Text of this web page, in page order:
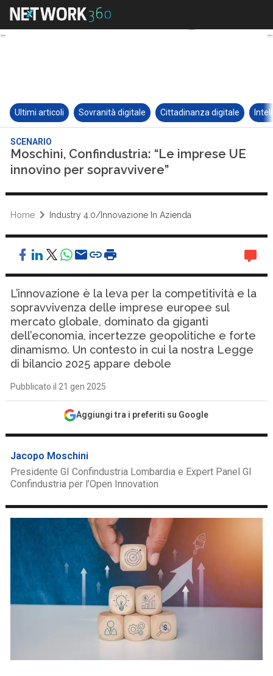
Ultimi articoli Sovranità digitale Cittadinanza digitale
SCENARIO
Moschini, Confindustria: “Le imprese UE
innovino per sopravvivere”
Home Industry 4.0/Innovazione In Azienda
L’innovazione è la leva per la competitività e la
sopravvivenza delle imprese europee sul
mercato globale, dominato da giganti
dell’economia, incertezze geopolitiche e forte
dinamismo. Un contesto in cui la nostra Legge
di bilancio 2025 appare debole
Pubblicato il 21 gen 2025
Aggiungi tra i preferiti su Google
Jacopo Moschini
Presidente GI Confindustria Lombardia e Expert Panel GI
Confindustria per l’Open Innovation